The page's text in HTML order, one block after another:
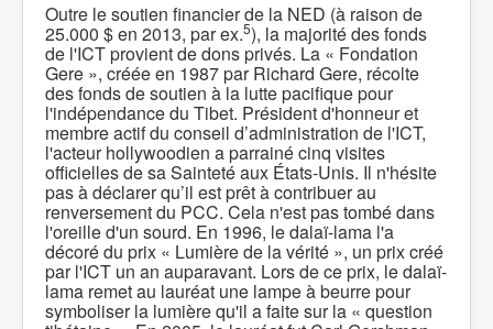
Outre le soutien financier de la NED (à raison de
25.000 $ en 2013, par ex.5), la majorité des fonds
de l'ICT provient de dons privés. La « Fondation
Gere », créée en 1987 par Richard Gere, récolte
des fonds de soutien à la lutte pacifique pour
l'indépendance du Tibet. Président d'honneur et
membre actif du conseil d’administration de l'ICT,
l'acteur hollywoodien a parrainé cinq visites
officielles de sa Sainteté aux États-Unis. Il n'hésite
pas à déclarer qu’il est prêt à contribuer au
renversement du PCC. Cela n'est pas tombé dans
l'oreille d'un sourd. En 1996, le dalaï-lama l'a
décoré du prix « Lumière de la vérité », un prix créé
par l'ICT un an auparavant. Lors de ce prix, le dalaï-
lama remet au lauréat une lampe à beurre pour
symboliser la lumière qu'il a faite sur la « question